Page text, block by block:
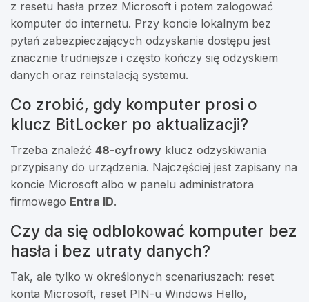
z resetu hasła przez Microsoft i potem zalogować
komputer do internetu. Przy koncie lokalnym bez
pytań zabezpieczających odzyskanie dostępu jest
znacznie trudniejsze i często kończy się odzyskiem
danych oraz reinstalacją systemu.
Co zrobić, gdy komputer prosi o
klucz BitLocker po aktualizacji?
Trzeba znaleźć 48-cyfrowy klucz odzyskiwania
przypisany do urządzenia. Najczęściej jest zapisany na
koncie Microsoft albo w panelu administratora
firmowego Entra ID.
Czy da się odblokować komputer bez
hasła i bez utraty danych?
Tak, ale tylko w określonych scenariuszach: reset
konta Microsoft, reset PIN-u Windows Hello,